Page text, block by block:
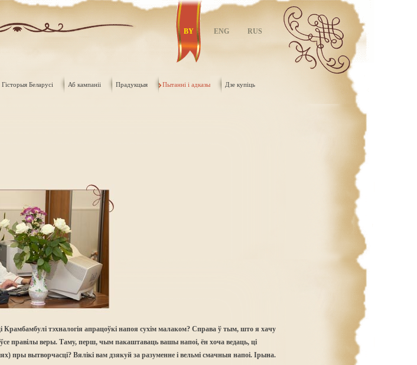
BY ENG RUS
Гiсторыя Беларусi Аб кампанii Прадукцыя Пытанні i адказы Дзе купіць
тэхналогія апрацоўкі напоя сухім малаком? Справа ў тым, што я хачу
правілы веры. Таму, перш, чым пакаштаваць вашы напоі, ён хоча ведаць, ці
вытворчасці? Вялікі вам дзякуй за разуменне і вельмі смачныя напоі. Ірына.